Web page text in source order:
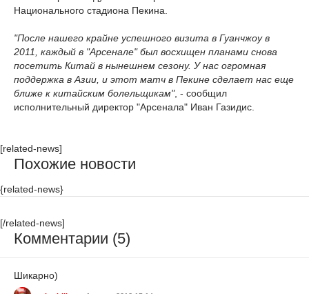
Национального стадиона Пекина.
"После нашего крайне успешного визита в Гуанчжоу в
2011, каждый в "Арсенале" был восхищен планами снова
посетить Китай в нынешнем сезону. У нас огромная
поддержка в Азии, и этот матч в Пекине сделает нас еще
ближе к китайским болельщикам", - сообщил
исполнительный директор "Арсенала" Иван Газидис.
[related-news]
Похожие новости
{related-news}
[/related-news]
Комментарии (5)
Шикарно)